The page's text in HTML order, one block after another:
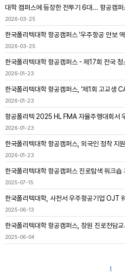
대학 캠퍼스에 등장한 전투기 6대... 항공캠
2026-03-25
한국폴리텍대학 항공캠퍼스 '우주항공 안보
2026-03-25
한국폴리텍대학 항공캠퍼스 - 제17회 전국 청
2026-01-23
2026-01-23
항공폴리텍 2025 HL FMA 자율주행대회서
2026-01-23
한국폴리텍대학 항공캠퍼스, 외국인 정착 지원
2026-01-23
한국폴리텍대학 항공캠퍼스 진로탐색 워크숍
2025-07-15
2025-06-13
2025-06-04
1